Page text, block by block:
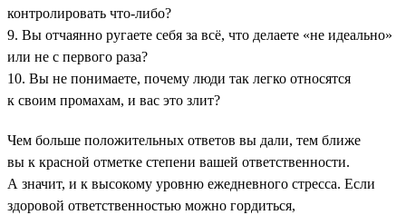
контролировать что-либо?
9. Вы отчаянно ругаете себя за всё, что делаете «не идеально»
или не с первого раза?
10. Вы не понимаете, почему люди так легко относятся
к своим промахам, и вас это злит?
Чем больше положительных ответов вы дали, тем ближе
вы к красной отметке степени вашей ответственности.
А значит, и к высокому уровню ежедневного стресса. Если
здоровой ответственностью можно гордиться,